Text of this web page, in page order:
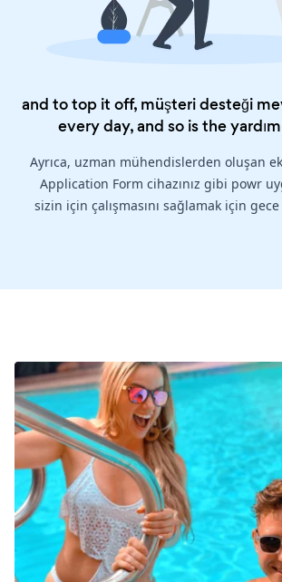
and to top it off, müşteri desteği
every day, and so is the
Ayrıca, uzman mühendislerden oluşan
Application Form cihazınız gibi powr
sizin için çalışmasını sağlamak için gece